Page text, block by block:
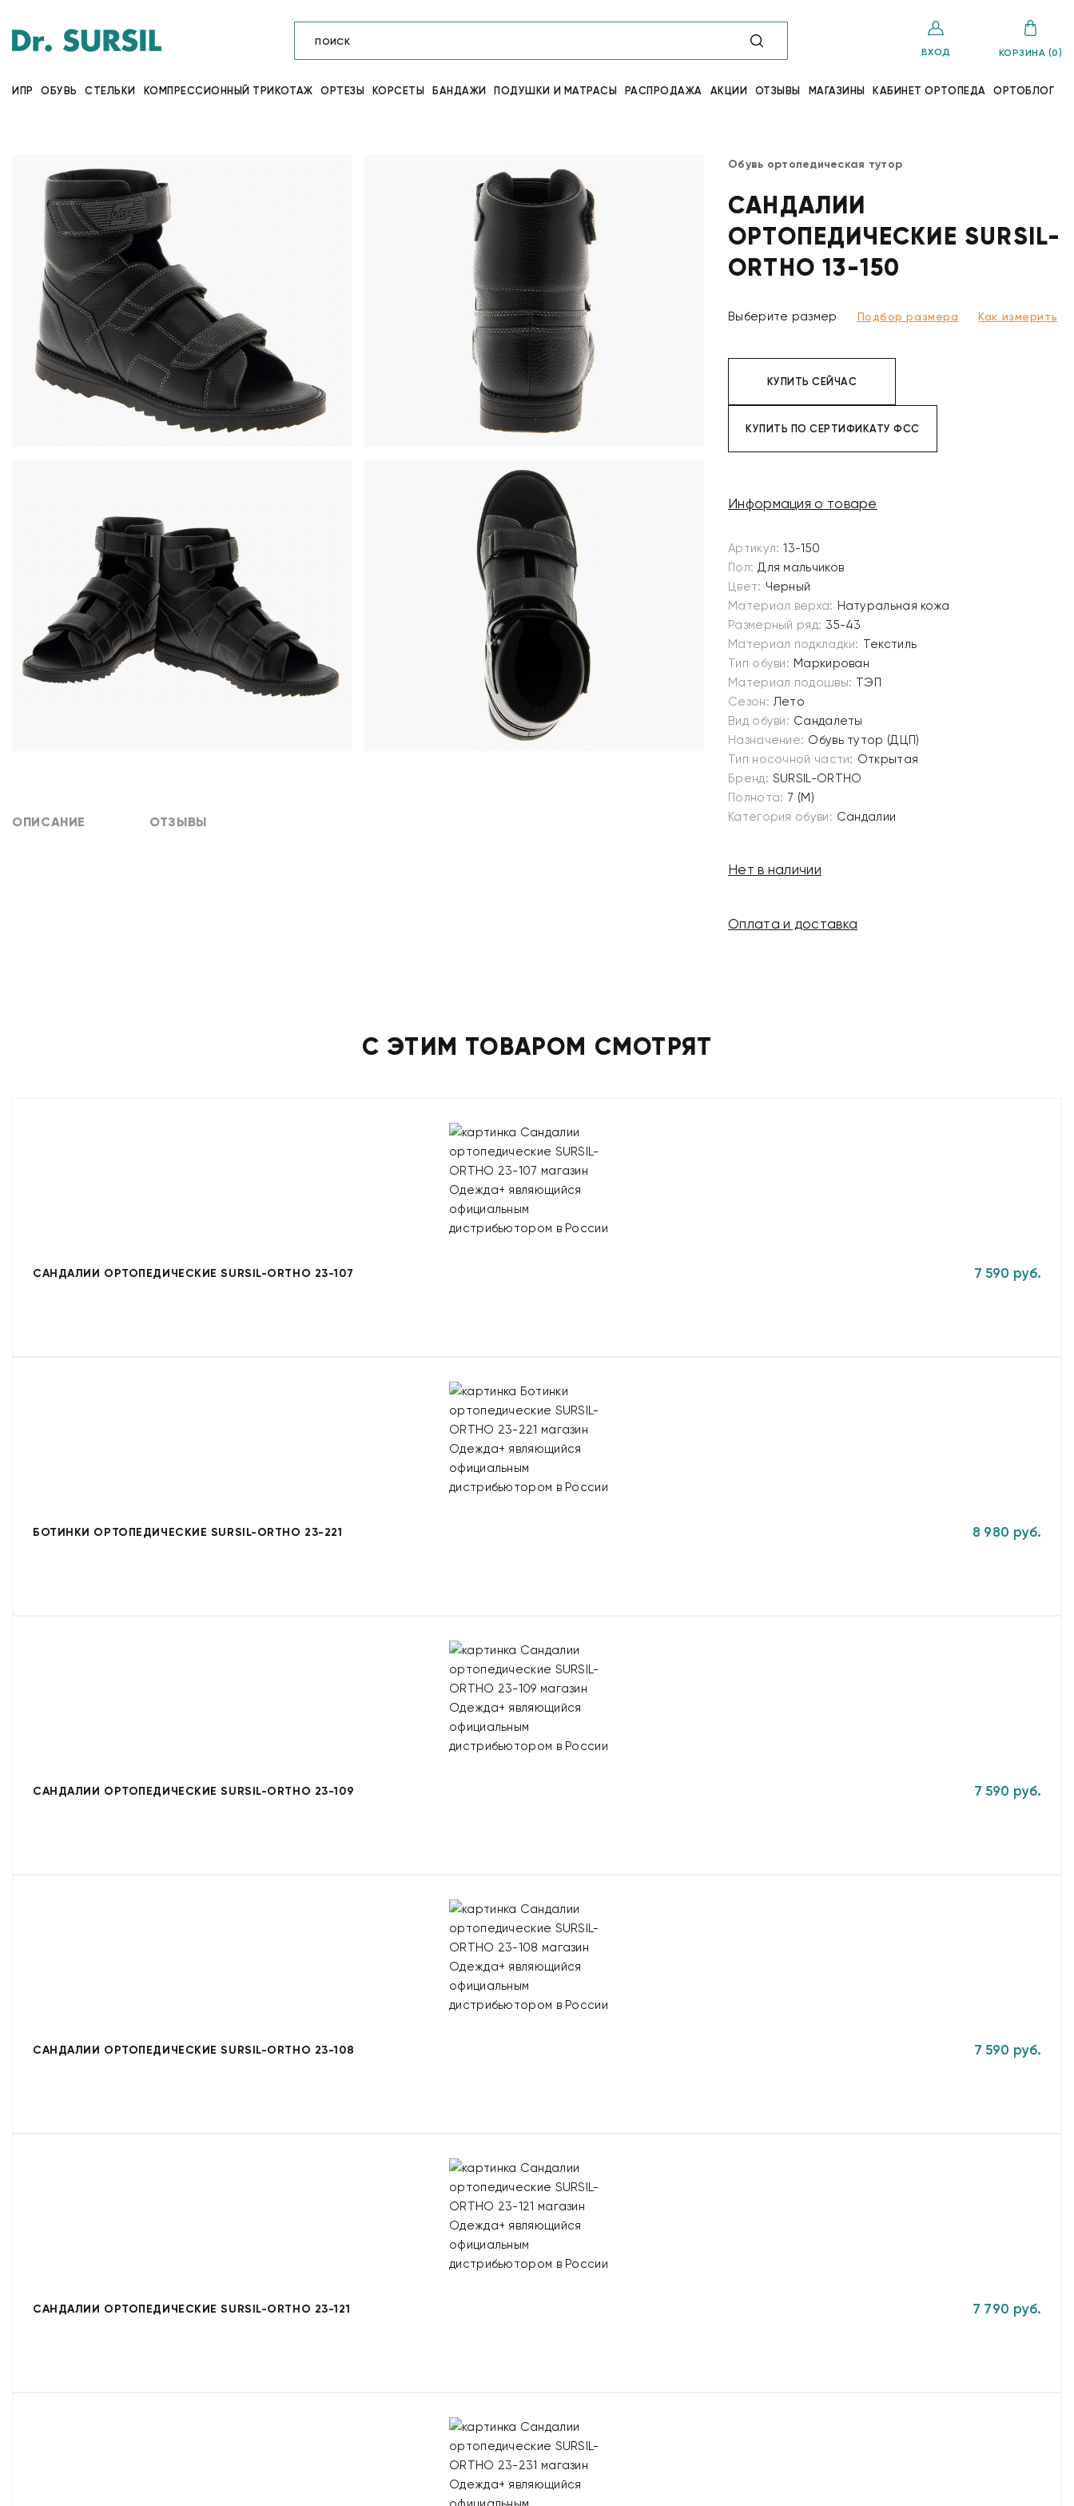
ВХОД КОРЗИНА (0)
ИПР ОБУВЬ СТЕЛЬКИ КОМПРЕССИОННЫЙ ТРИКОТАЖ ОРТЕЗЫ КОРСЕТЫ БАНДАЖИ ПОДУШКИ И МАТРАСЫ РАСПРОДАЖА АКЦИИ ОТЗЫВЫ МАГАЗИНЫ КАБИНЕТ ОРТОПЕДА ОРТОБЛОГ
ОПИСАНИЕ ОТЗЫВЫ
Обувь ортопедическая тутор
САНДАЛИИ
ОРТОПЕДИЧЕСКИЕ SURSIL-
ORTHO 13-150
Выберите размер Подбор размера Как измерить
КУПИТЬ СЕЙЧАС
КУПИТЬ ПО СЕРТИФИКАТУ ФСС
Информация о товаре
Артикул: 13-150
Пол: Для мальчиков
Цвет: Черный
Материал верха: Натуральная кожа
Размерный ряд: 35-43
Материал подкладки: Текстиль
Тип обуви: Маркирован
Материал подошвы: ТЭП
Сезон: Лето
Вид обуви: Сандалеты
Назначение: Обувь тутор (ДЦП)
Тип носочной части: Открытая
Бренд: SURSIL-ORTHO
Полнота: 7 (M)
Категория обуви: Сандалии
Нет в наличии
Оплата и доставка
С ЭТИМ ТОВАРОМ СМОТРЯТ
САНДАЛИИ ОРТОПЕДИЧЕСКИЕ SURSIL-ORTHO 23-107 7 590 руб.
БОТИНКИ ОРТОПЕДИЧЕСКИЕ SURSIL-ORTHO 23-221 8 980 руб.
САНДАЛИИ ОРТОПЕДИЧЕСКИЕ SURSIL-ORTHO 23-109 7 590 руб.
САНДАЛИИ ОРТОПЕДИЧЕСКИЕ SURSIL-ORTHO 23-108 7 590 руб.
САНДАЛИИ ОРТОПЕДИЧЕСКИЕ SURSIL-ORTHO 23-121 7 790 руб.